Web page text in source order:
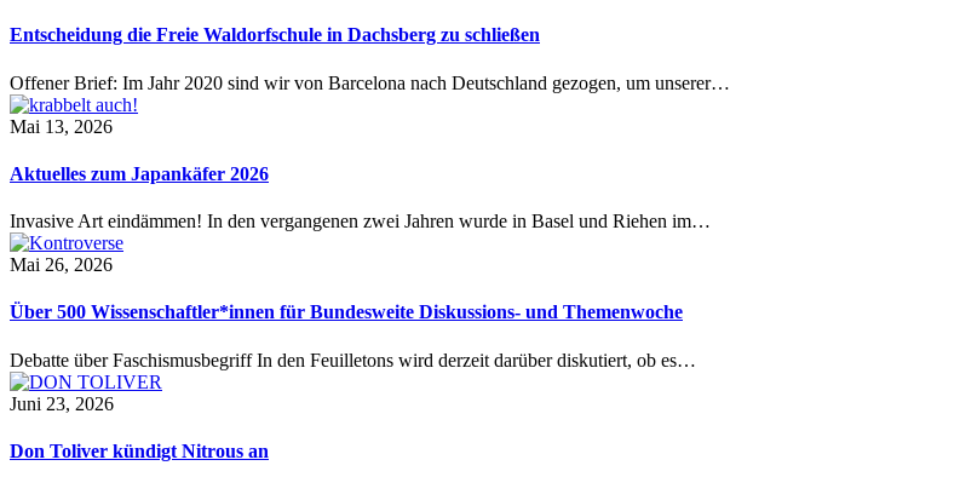
Entscheidung die Freie Waldorfschule in Dachsberg zu schließen
Offener Brief: Im Jahr 2020 sind wir von Barcelona nach Deutschland gezogen, um unserer…
Mai 13, 2026
Aktuelles zum Japankäfer 2026
Invasive Art eindämmen! In den vergangenen zwei Jahren wurde in Basel und Riehen im…
Mai 26, 2026
Über 500 Wissenschaftler*innen für Bundesweite Diskussions- und Themenwoche
Debatte über Faschismusbegriff In den Feuilletons wird derzeit darüber diskutiert, ob es…
Juni 23, 2026
Don Toliver kündigt Nitrous an